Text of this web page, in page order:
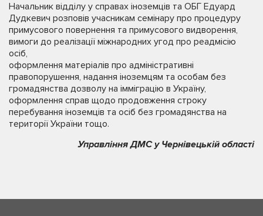
Начальник відділу у справах іноземців та ОБГ Едуард
Дудкевич розповів учасникам семінару про процедуру
примусового повернення та примусового видворення,
вимоги до реалізації міжнародних угод про реадмісію
осіб,
оформлення матеріалів про адміністративні
правопорушення, надання іноземцям та особам без
громадянства дозволу на імміграцію в Україну,
оформлення справ щодо продовження строку
перебування іноземців та осіб без громадянства на
території України тощо.
Управління ДМС у Чернівецькій області